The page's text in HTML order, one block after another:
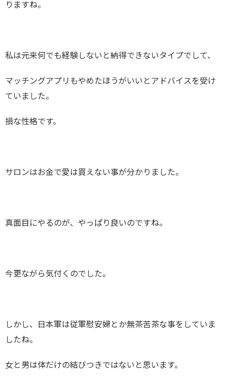
りますね。
私は元来何でも経験しないと納得できないタイプでして、
マッチングアプリもやめたほうがいいとアドバイスを受け
ていました。
損な性格です。
サロンはお金で愛は買えない事が分かりました。
真面目にやるのが、やっぱり良いのですね。
今更ながら気付くのでした。
しかし、日本軍は従軍慰安婦とか無茶苦茶な事をしていま
したね。
女と男は体だけの結びつきではないと思います。